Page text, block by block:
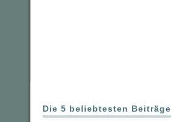
Die 5 beliebtesten Beiträge